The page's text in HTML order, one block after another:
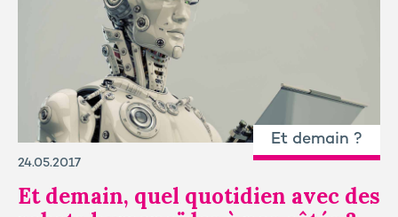
Et demain ?
24.05.2017
Et demain, quel quotidien avec des